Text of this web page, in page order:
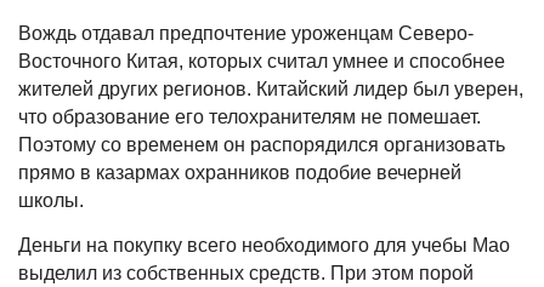
Вождь отдавал предпочтение уроженцам Северо-
Восточного Китая, которых считал умнее и способнее
жителей других регионов. Китайский лидер был уверен,
что образование его телохранителям не помешает.
Поэтому со временем он распорядился организовать
прямо в казармах охранников подобие вечерней
школы.
Деньги на покупку всего необходимого для учебы Мао
выделил из собственных средств. При этом порой